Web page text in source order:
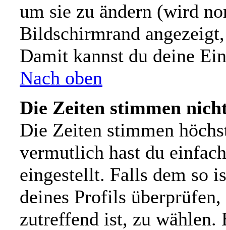
um sie zu ändern (wird
Bildschirmrand
Damit kannst du deine
Nach oben
Die Zeiten stimmen
Die Zeiten stimmen
vermutlich hast du
eingestellt. Falls dem so
deines Profils
zutreffend ist, zu wählen.